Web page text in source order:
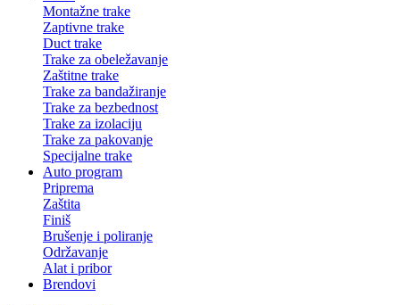
Montažne trake
Zaptivne trake
Duct trake
Trake za obeležavanje
Zaštitne trake
Trake za bandažiranje
Trake za bezbednost
Trake za izolaciju
Trake za pakovanje
Specijalne trake
Auto program
Priprema
Zaštita
Finiš
Brušenje i poliranje
Održavanje
Alat i pribor
Brendovi